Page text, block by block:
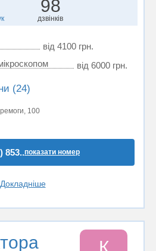
98
дзвінків
від 4100 грн.
від 6000 грн.
(24)
100
853..показати номер
Докладніше